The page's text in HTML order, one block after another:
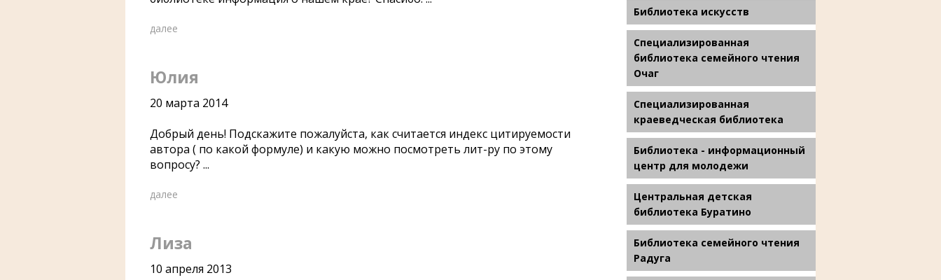
далее
Юлия
20 марта 2014
Добрый день! Подскажите пожалуйста, как считается индекс цитируемости
автора ( по какой формуле) и какую можно посмотреть лит-ру по этому
вопросу? ...
далее
Лиза
10 апреля 2013
Библиотека искусств
Специализированная
библиотека семейного чтения
Очаг
Специализированная
краеведческая библиотека
Библиотека - информационный
центр для молодежи
Центральная детская
библиотека Буратино
Библиотека семейного чтения
Радуга